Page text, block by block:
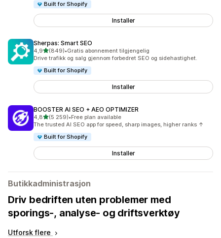
Built for Shopify
Installer
Sherpas: Smart SEO
4,9av 5 stjerner
(849)
Totalt 849 omtaler
•Gratis abonnement tilgjengelig
Drive trafikk og salg gjennom forbedret SEO og sidehastighet.
Built for Shopify
Installer
BOOSTER AI SEO + AEO OPTIMIZER
4,8av 5 stjerner
(5 259)
Totalt 5259 omtaler
•Free plan available
The trusted AI SEO app for speed, sharp images, higher ranks ↑
Built for Shopify
Installer
Butikkadministrasjon
Driv bedriften uten problemer med
sporings-, analyse- og driftsverktøy
Utforsk flere